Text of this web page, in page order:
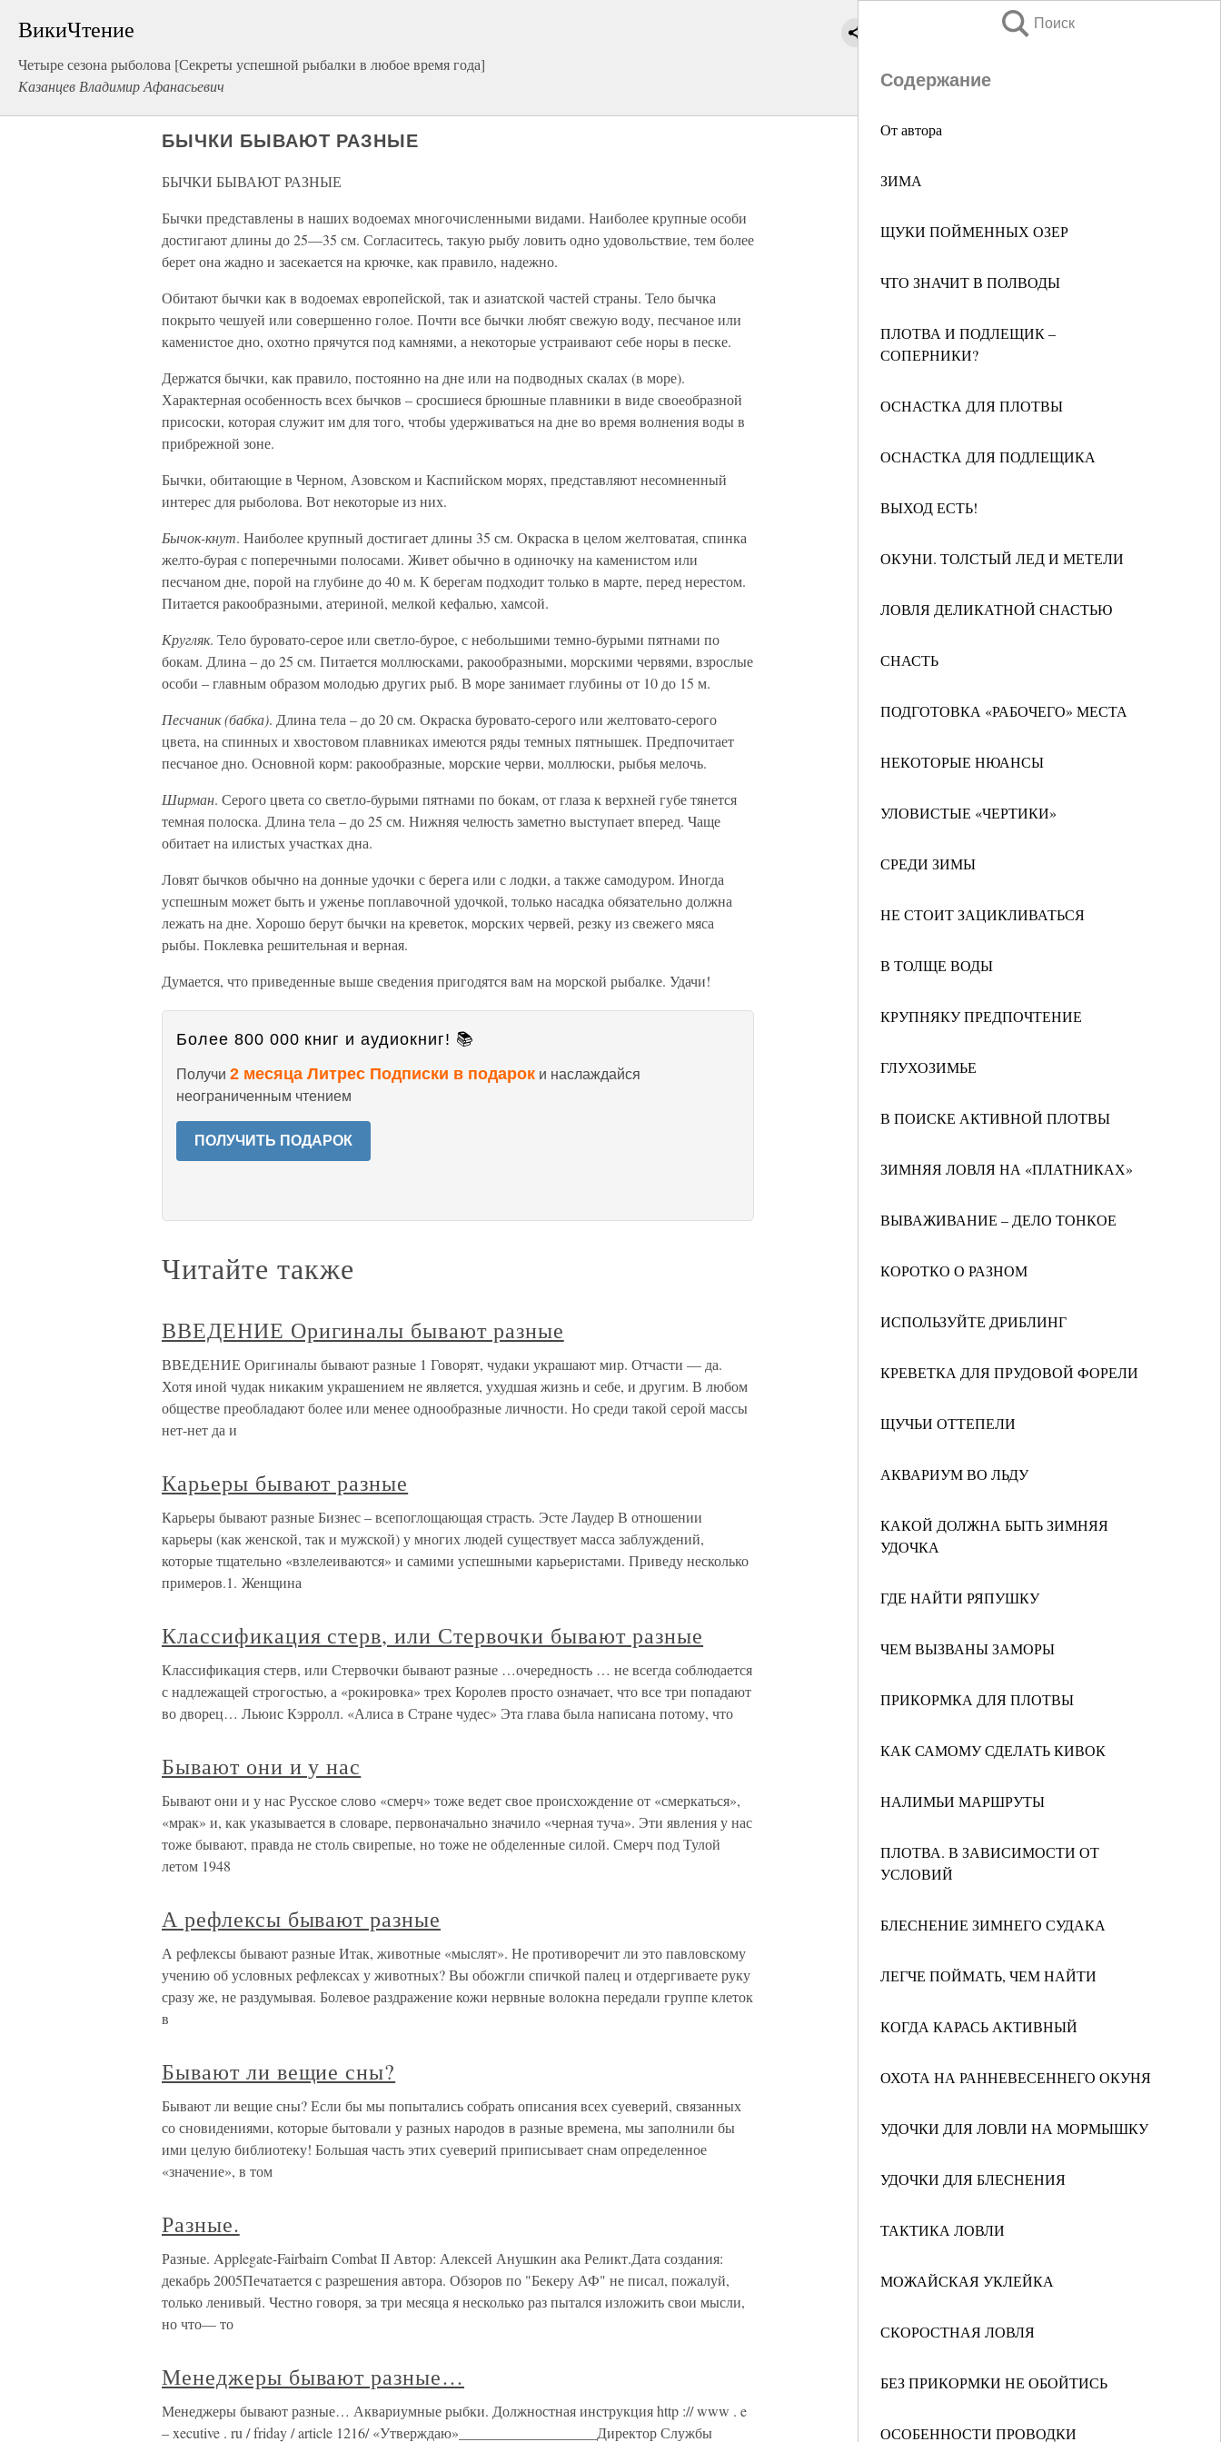
ВикиЧтение
Четыре сезона рыболова [Секреты успешной рыбалки в любое время года]
Казанцев Владимир Афанасьевич
Поиск
Содержание
От автора
ЗИМА
ЩУКИ ПОЙМЕННЫХ ОЗЕР
ЧТО ЗНАЧИТ В ПОЛВОДЫ
ПЛОТВА И ПОДЛЕЩИК –
СОПЕРНИКИ?
ОСНАСТКА ДЛЯ ПЛОТВЫ
ОСНАСТКА ДЛЯ ПОДЛЕЩИКА
ВЫХОД ЕСТЬ!
ОКУНИ. ТОЛСТЫЙ ЛЕД И МЕТЕЛИ
ЛОВЛЯ ДЕЛИКАТНОЙ СНАСТЬЮ
СНАСТЬ
ПОДГОТОВКА «РАБОЧЕГО» МЕСТА
НЕКОТОРЫЕ НЮАНСЫ
УЛОВИСТЫЕ «ЧЕРТИКИ»
СРЕДИ ЗИМЫ
НЕ СТОИТ ЗАЦИКЛИВАТЬСЯ
В ТОЛЩЕ ВОДЫ
КРУПНЯКУ ПРЕДПОЧТЕНИЕ
ГЛУХОЗИМЬЕ
В ПОИСКЕ АКТИВНОЙ ПЛОТВЫ
ЗИМНЯЯ ЛОВЛЯ НА «ПЛАТНИКАХ»
ВЫВАЖИВАНИЕ – ДЕЛО ТОНКОЕ
КОРОТКО О РАЗНОМ
ИСПОЛЬЗУЙТЕ ДРИБЛИНГ
КРЕВЕТКА ДЛЯ ПРУДОВОЙ ФОРЕЛИ
ЩУЧЬИ ОТТЕПЕЛИ
АКВАРИУМ ВО ЛЬДУ
КАКОЙ ДОЛЖНА БЫТЬ ЗИМНЯЯ
УДОЧКА
ГДЕ НАЙТИ РЯПУШКУ
ЧЕМ ВЫЗВАНЫ ЗАМОРЫ
ПРИКОРМКА ДЛЯ ПЛОТВЫ
КАК САМОМУ СДЕЛАТЬ КИВОК
НАЛИМЬИ МАРШРУТЫ
ПЛОТВА. В ЗАВИСИМОСТИ ОТ
УСЛОВИЙ
БЛЕСНЕНИЕ ЗИМНЕГО СУДАКА
ЛЕГЧЕ ПОЙМАТЬ, ЧЕМ НАЙТИ
КОГДА КАРАСЬ АКТИВНЫЙ
ОХОТА НА РАННЕВЕСЕННЕГО ОКУНЯ
УДОЧКИ ДЛЯ ЛОВЛИ НА МОРМЫШКУ
УДОЧКИ ДЛЯ БЛЕСНЕНИЯ
ТАКТИКА ЛОВЛИ
МОЖАЙСКАЯ УКЛЕЙКА
СКОРОСТНАЯ ЛОВЛЯ
БЕЗ ПРИКОРМКИ НЕ ОБОЙТИСЬ
ОСОБЕННОСТИ ПРОВОДКИ
БЫЧКИ БЫВАЮТ РАЗНЫЕ
БЫЧКИ БЫВАЮТ РАЗНЫЕ
Бычки представлены в наших водоемах многочисленными видами. Наиболее крупные особи
достигают длины до 25—35 см. Согласитесь, такую рыбу ловить одно удовольствие, тем более
берет она жадно и засекается на крючке, как правило, надежно.
Обитают бычки как в водоемах европейской, так и азиатской частей страны. Тело бычка
покрыто чешуей или совершенно голое. Почти все бычки любят свежую воду, песчаное или
каменистое дно, охотно прячутся под камнями, а некоторые устраивают себе норы в песке.
Держатся бычки, как правило, постоянно на дне или на подводных скалах (в море).
Характерная особенность всех бычков – сросшиеся брюшные плавники в виде своеобразной
присоски, которая служит им для того, чтобы удерживаться на дне во время волнения воды в
прибрежной зоне.
Бычки, обитающие в Черном, Азовском и Каспийском морях, представляют несомненный
интерес для рыболова. Вот некоторые из них.
Бычок-кнут. Наиболее крупный достигает длины 35 см. Окраска в целом желтоватая, спинка
желто-бурая с поперечными полосами. Живет обычно в одиночку на каменистом или
песчаном дне, порой на глубине до 40 м. К берегам подходит только в марте, перед нерестом.
Питается ракообразными, атериной, мелкой кефалью, хамсой.
Кругляк. Тело буровато-серое или светло-бурое, с небольшими темно-бурыми пятнами по
бокам. Длина – до 25 см. Питается моллюсками, ракообразными, морскими червями, взрослые
особи – главным образом молодью других рыб. В море занимает глубины от 10 до 15 м.
Песчаник (бабка). Длина тела – до 20 см. Окраска буровато-серого или желтовато-серого
цвета, на спинных и хвостовом плавниках имеются ряды темных пятнышек. Предпочитает
песчаное дно. Основной корм: ракообразные, морские черви, моллюски, рыбья мелочь.
Ширман. Серого цвета со светло-бурыми пятнами по бокам, от глаза к верхней губе тянется
темная полоска. Длина тела – до 25 см. Нижняя челюсть заметно выступает вперед. Чаще
обитает на илистых участках дна.
Ловят бычков обычно на донные удочки с берега или с лодки, а также самодуром. Иногда
успешным может быть и уженье поплавочной удочкой, только насадка обязательно должна
лежать на дне. Хорошо берут бычки на креветок, морских червей, резку из свежего мяса
рыбы. Поклевка решительная и верная.
Думается, что приведенные выше сведения пригодятся вам на морской рыбалке. Удачи!
Более 800 000 книг и аудиокниг! 📚
Получи 2 месяца Литрес Подписки в подарок и наслаждайся
неограниченным чтением
ПОЛУЧИТЬ ПОДАРОК
Читайте также
ВВЕДЕНИЕ Оригиналы бывают разные
ВВЕДЕНИЕ Оригиналы бывают разные 1 Говорят, чудаки украшают мир. Отчасти — да.
Хотя иной чудак никаким украшением не является, ухудшая жизнь и себе, и другим. В любом
обществе преобладают более или менее однообразные личности. Но среди такой серой массы
нет-нет да и
Карьеры бывают разные
Карьеры бывают разные Бизнес – всепоглощающая страсть. Эсте Лаудер В отношении
карьеры (как женской, так и мужской) у многих людей существует масса заблуждений,
которые тщательно «взлелеиваются» и самими успешными карьеристами. Приведу несколько
примеров.1. Женщина
Классификация стерв, или Стервочки бывают разные
Классификация стерв, или Стервочки бывают разные …очередность … не всегда соблюдается
с надлежащей строгостью, а «рокировка» трех Королев просто означает, что все три попадают
во дворец… Льюис Кэрролл. «Алиса в Стране чудес» Эта глава была написана потому, что
Бывают они и у нас
Бывают они и у нас Русское слово «смерч» тоже ведет свое происхождение от «смеркаться»,
«мрак» и, как указывается в словаре, первоначально значило «черная туча». Эти явления у нас
тоже бывают, правда не столь свирепые, но тоже не обделенные силой. Смерч под Тулой
летом 1948
А рефлексы бывают разные
А рефлексы бывают разные Итак, животные «мыслят». Не противоречит ли это павловскому
учению об условных рефлексах у животных? Вы обожгли спичкой палец и отдергиваете руку
сразу же, не раздумывая. Болевое раздражение кожи нервные волокна передали группе клеток
в
Бывают ли вещие сны?
Бывают ли вещие сны? Если бы мы попытались собрать описания всех суеверий, связанных
со сновидениями, которые бытовали у разных народов в разные времена, мы заполнили бы
ими целую библиотеку! Большая часть этих суеверий приписывает снам определенное
«значение», в том
Разные.
Разные. Applegate-Fairbairn Combat II Автор: Алексей Анушкин ака Реликт.Дата создания:
декабрь 2005Печатается с разрешения автора. Обзоров по "Бекеру АФ" не писал, пожалуй,
только ленивый. Честно говоря, за три месяца я несколько раз пытался изложить свои мысли,
но что— то
Менеджеры бывают разные…
Менеджеры бывают разные… Аквариумные рыбки. Должностная инструкция http :// www . e
– xecutive . ru / friday / article 1216/ «Утверждаю»___________________Директор Службы